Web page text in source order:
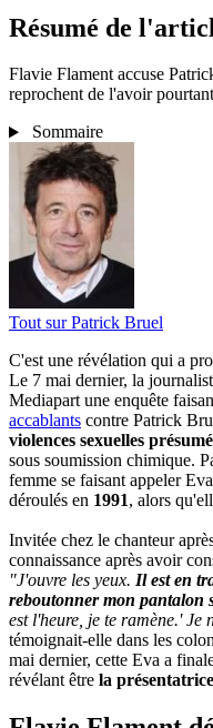
Résumé de
Flavie Flament accuse
reprochent de l'avoir
Sommaire
Tout surPatrick Bruel
C'est une révélation qui a
Le 7 mai dernier, la
Mediapart une enquête
accablants contre Patrick
violences sexuelles
sous soumission chimique.
femme se faisant appeler
déroulés en 1991, alors
Invitée chez le chanteur
connaissance après avoir
"J'ouvre les yeux. Il est en
reboutonner mon pantalon
est l'heure, je te ramène.'
témoignait-elle dans les
mai dernier, cette Eva a
révélant être la